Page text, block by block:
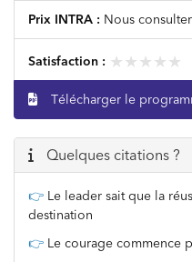
Prix INTRA : Nous consulter
Satisfaction : ★★★★★
★★★★★
Télécharger le
Quelques citations ?
👉 Le leader sait que la
destination
👉 Le courage commence